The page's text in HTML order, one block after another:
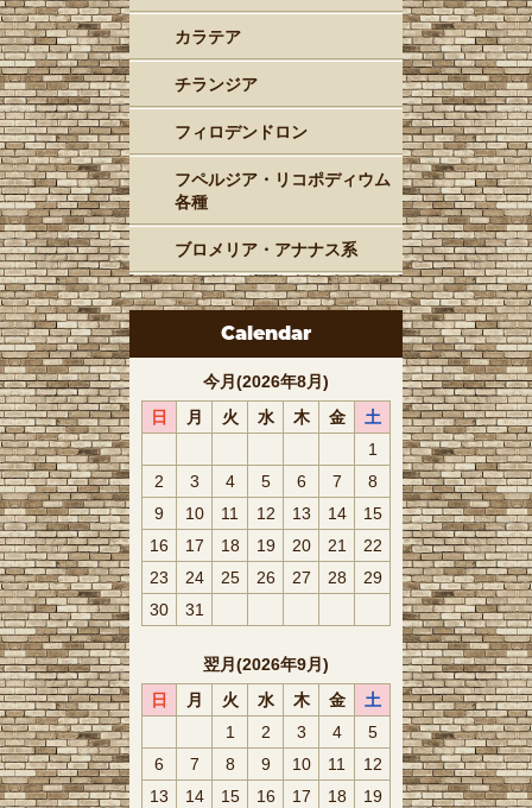
カラテア
チランジア
フィロデンドロン
フペルジア・リコポディウム
各種
ブロメリア・アナナス系
Calendar
今月(2026年8月)
日
月 火 水 木 金
土
1
2
3 4 5 6 7
8
9
10 11 12 13 14
15
16
17 18 19 20 21
22
23
24 25 26 27 28
29
30
31
翌月(2026年9月)
日
月 火 水 木 金
土
1
2 3 4
5
6
7 8 9 10 11
12
13
14 15 16 17 18 19